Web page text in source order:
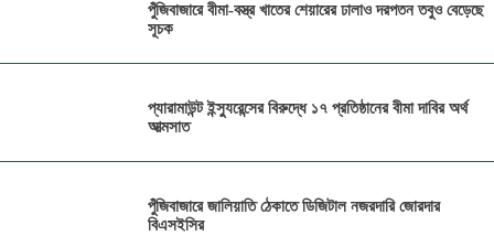
পুঁজিবাজারে বীমা-বস্ত্র খাতের শেয়ারের ঢালাও দরপতন তবুও বেড়েছে
সূচক
প্যারামাউন্ট ইন্স্যুরেন্সের বিরুদ্ধে ১৭ প্রতিষ্ঠানের বীমা দাবির অর্থ
আত্মসাত
পুঁজিবাজারে জালিয়াতি ঠেকাতে ডিজিটাল নজরদারি জোরদার
বিএসইসির